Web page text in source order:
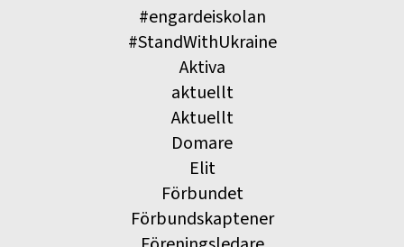
#engardeiskolan
#StandWithUkraine
Aktiva
aktuellt
Aktuellt
Domare
Elit
Förbundet
Förbundskaptener